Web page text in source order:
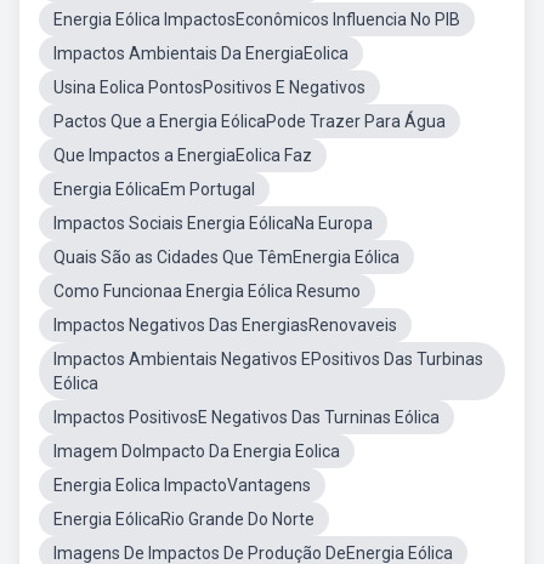
Energia Eólica ImpactosEconômicos Influencia No PIB
Impactos Ambientais Da EnergiaEolica
Usina Eolica PontosPositivos E Negativos
Pactos Que a Energia EólicaPode Trazer Para Água
Que Impactos a EnergiaEolica Faz
Energia EólicaEm Portugal
Impactos Sociais Energia EólicaNa Europa
Quais São as Cidades Que TêmEnergia Eólica
Como Funcionaa Energia Eólica Resumo
Impactos Negativos Das EnergiasRenovaveis
Impactos Ambientais Negativos EPositivos Das Turbinas
Eólica
Impactos PositivosE Negativos Das Turninas Eólica
Imagem DoImpacto Da Energia Eolica
Energia Eolica ImpactoVantagens
Energia EólicaRio Grande Do Norte
Imagens De Impactos De Produção DeEnergia Eólica